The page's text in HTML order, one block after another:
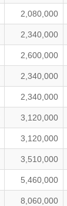
2,080,000
2,340,000
2,600,000
2,340,000
2,340,000
3,120,000
3,120,000
3,510,000
5,460,000
8,060,000